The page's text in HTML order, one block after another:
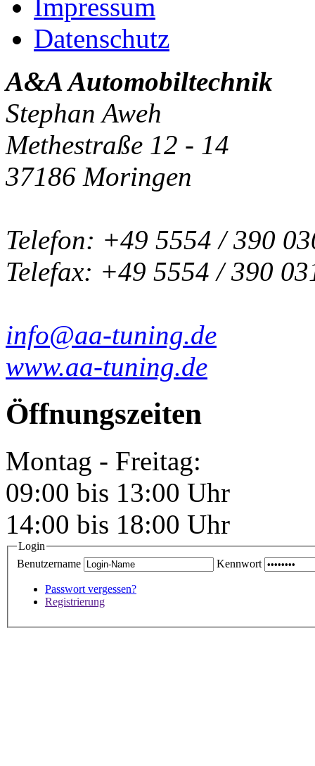
Impressum
Datenschutz
A&A Automobiltechnik
Stephan Aweh
Methestraße 12 - 14
37186 Moringen
Telefon: +49 5554 / 390
Telefax: +49 5554 / 390
info@aa-tuning.de
www.aa-tuning.de
Öffnungszeiten
Montag - Freitag:
09:00 bis 13:00 Uhr
14:00 bis 18:00 Uhr
Login
Benutzername
Kennwort
Passwort vergessen?
Registrierung